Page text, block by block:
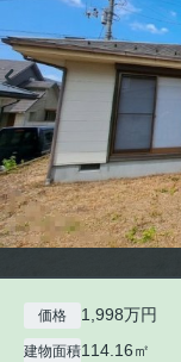
価格 1,998万円
建物面積114.16㎡